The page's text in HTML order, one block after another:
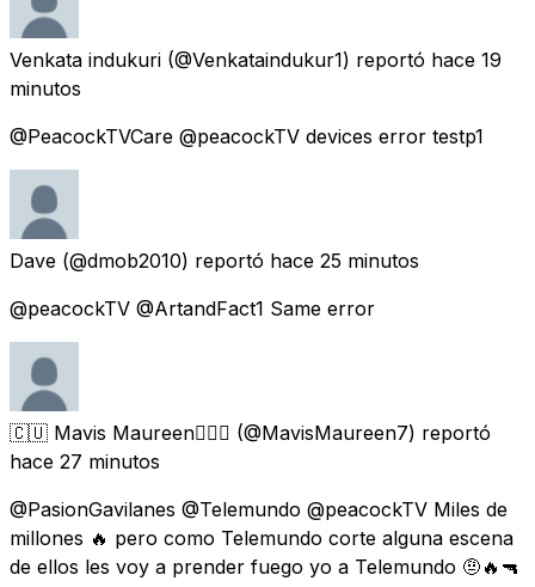
Venkata indukuri (@Venkataindukur1) reportó hace 19
minutos
@PeacockTVCare @peacockTV devices error testp1
Dave (@dmob2010) reportó hace 25 minutos
@peacockTV @ArtandFact1 Same error
🇨🇺 Mavis Maureen👩🏻‍⚕️ (@MavisMaureen7) reportó
hace 27 minutos
@PasionGavilanes @Telemundo @peacockTV Miles de
millones 🔥 pero como Telemundo corte alguna escena
de ellos les voy a prender fuego yo a Telemundo 🤨🔥🔫